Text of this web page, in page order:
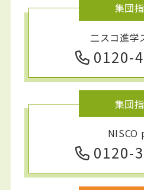
集団
二スコ進学
0120-
集団
NISCO
0120-